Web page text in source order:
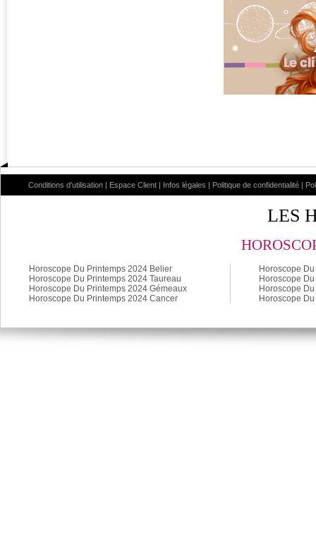
Conditions d'utilisation | Espace Client | Infos légales | Politique de confidentialité |
LES
Horoscope Du Printemps 2024 Belier
Horoscope Du Printemps 2024 Taureau
Horoscope Du Printemps 2024 Gémeaux
Horoscope Du Printemps 2024 Cancer
Horoscope
Horoscope
Horoscope
Horoscope